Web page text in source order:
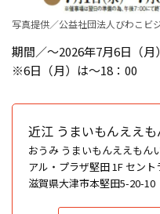
写真提供／公益社団法人びわこビ
期間／～2026年7月6日（月
※6日（月）は〜18：00
近江 うまいもんええ
おうみ うまいもんええもん
アル・プラザ堅田 1F セント
滋賀県大津市本堅田5-20-10